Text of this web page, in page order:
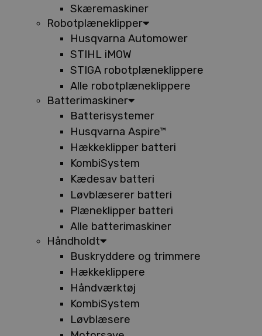
Skæremaskiner
Robotplæneklipper
Husqvarna Automower
STIHL iMOW
STIGA robotplæneklippere
Alle robotplæneklippere
Batterimaskiner
Batterisystemer
Husqvarna Aspire™
Hækkeklipper batteri
KombiSystem
Kædesav batteri
Løvblæserer batteri
Plæneklipper batteri
Alle batterimaskiner
Håndholdt
Buskryddere og trimmere
Hækkeklippere
Håndværktøj
KombiSystem
Løvblæsere